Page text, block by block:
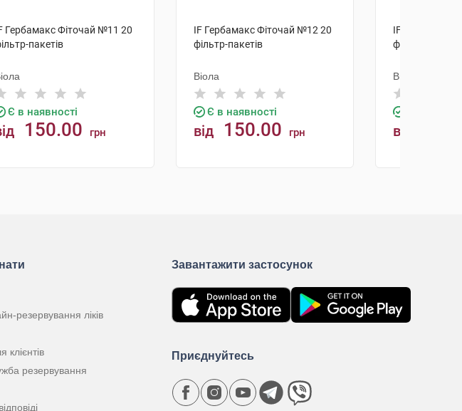
Гербамакс Фіточай №11 20
пакетів
Є в наявності
150.00 грн
IF Гербамакс Фіточай №12 20
фільтр-пакетів
Віола
Є в наявності
від 150.00 грн
IF Гербамакс
фільтр-пакетів
Віола
від
резервування ліків
клієнтів
резервування
Завантажити застосунок
Приєднуйтесь